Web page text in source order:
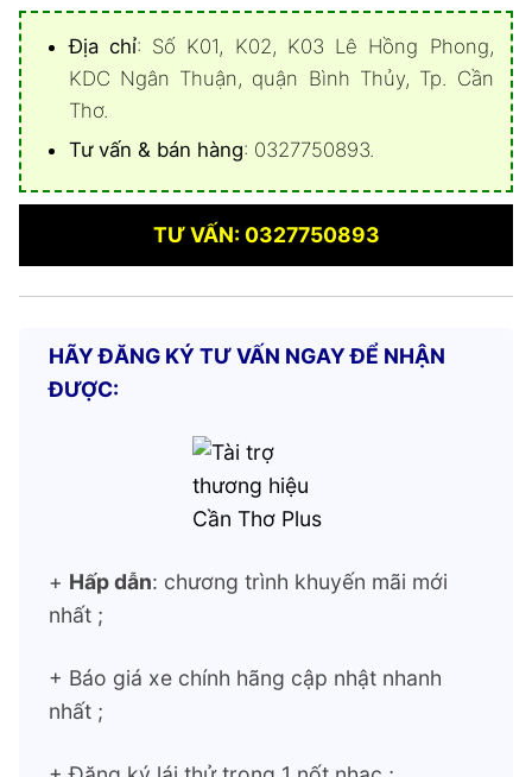
Địa chỉ: Số K01, K02, K03 Lê Hồng Phong,
KDC Ngân Thuận, quận Bình Thủy, Tp. Cần
Thơ.
Tư vấn & bán hàng: 0327750893.
TƯ VẤN: 0327750893
HÃY ĐĂNG KÝ TƯ VẤN NGAY ĐỂ NHẬN
ĐƯỢC:
+ Hấp dẫn: chương trình khuyến mãi mới
nhất ;
+ Báo giá xe chính hãng cập nhật nhanh
nhất ;